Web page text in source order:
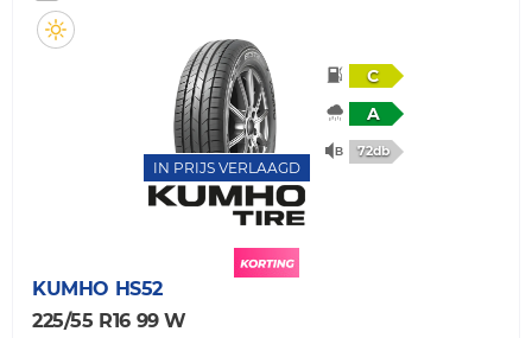
IN PRIJS VERLAAGD
C
A
72db
KUMHO HS52
225/55 R16 99 W